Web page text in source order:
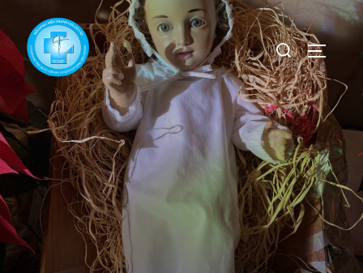
to
content
Search
for: